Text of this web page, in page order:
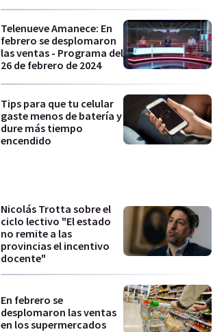
Telenueve Amanece: En
febrero se desplomaron
las ventas - Programa del
26 de febrero de 2024
Tips para que tu celular
gaste menos de batería y
dure más tiempo
encendido
Nicolás Trotta sobre el
ciclo lectivo "El estado
no remite a las
provincias el incentivo
docente"
En febrero se
desplomaron las ventas
en los supermercados